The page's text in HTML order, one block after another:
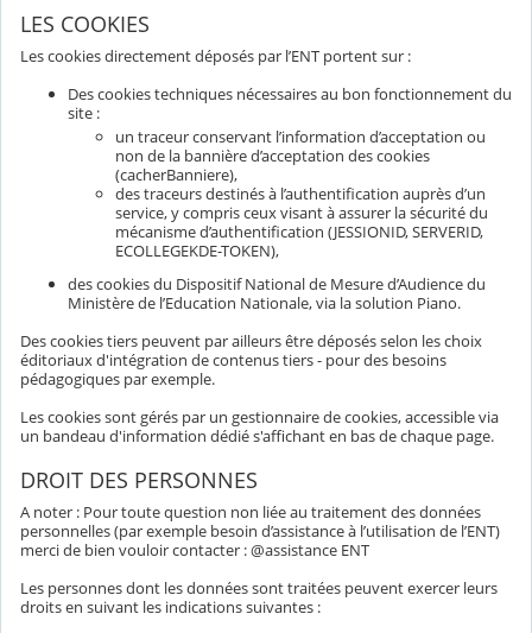
LES COOKIES
Les cookies directement déposés par l’ENT portent sur :
Des cookies techniques nécessaires au bon fonctionnement du
site :
un traceur conservant l’information d’acceptation ou
non de la bannière d’acceptation des cookies
(cacherBanniere),
des traceurs destinés à l’authentification auprès d’un
service, y compris ceux visant à assurer la sécurité du
mécanisme d’authentification (JESSIONID, SERVERID,
ECOLLEGEKDE-TOKEN),
des cookies du Dispositif National de Mesure d’Audience du
Ministère de l’Education Nationale, via la solution Piano.
Des cookies tiers peuvent par ailleurs être déposés selon les choix
éditoriaux d'intégration de contenus tiers - pour des besoins
pédagogiques par exemple.
Les cookies sont gérés par un gestionnaire de cookies, accessible via
un bandeau d'information dédié s'affichant en bas de chaque page.
DROIT DES PERSONNES
A noter : Pour toute question non liée au traitement des données
personnelles (par exemple besoin d’assistance à l’utilisation de l’ENT)
merci de bien vouloir contacter : @assistance ENT
Les personnes dont les données sont traitées peuvent exercer leurs
droits en suivant les indications suivantes :